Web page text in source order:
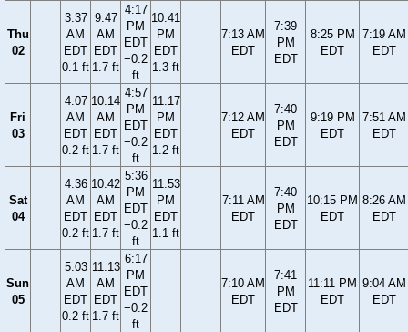
Thu
02
3:37
AM
EDT
0.1 ft
9:47
AM
EDT
1.7 ft
4:17
PM
EDT
−0.2
ft
10:41
PM
EDT
1.3 ft
7:13 AM
EDT
7:39
PM
EDT
8:25 PM
EDT
7:19 AM
EDT
Fri
03
4:07
AM
EDT
0.2 ft
10:14
AM
EDT
1.7 ft
4:57
PM
EDT
−0.2
ft
11:17
PM
EDT
1.2 ft
7:12 AM
EDT
7:40
PM
EDT
9:19 PM
EDT
7:51 AM
EDT
Sat
04
4:36
AM
EDT
0.2 ft
10:42
AM
EDT
1.7 ft
5:36
PM
EDT
−0.2
ft
11:53
PM
EDT
1.1 ft
7:11 AM
EDT
7:40
PM
EDT
10:15 PM
EDT
8:26 AM
EDT
Sun
05
5:03
AM
EDT
0.2 ft
11:13
AM
EDT
1.7 ft
6:17
PM
EDT
−0.2
ft
7:10 AM
EDT
7:41
PM
EDT
11:11 PM
EDT
9:04 AM
EDT